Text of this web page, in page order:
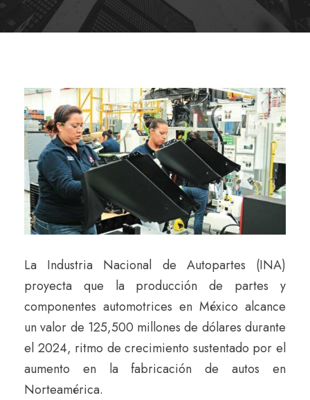
La Industria Nacional de Autopartes (INA)
proyecta que la producción de partes y
componentes automotrices en México alcance
un valor de 125,500 millones de dólares durante
el 2024, ritmo de crecimiento sustentado por el
aumento en la fabricación de autos en
Norteamérica.